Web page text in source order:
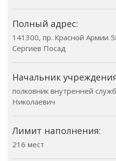
Полный адрес:
141300, пр. Красной Армии
Сергиев Посад
Начальник
полковник внутренней
Николаевич
Лимит наполнения:
216 мест